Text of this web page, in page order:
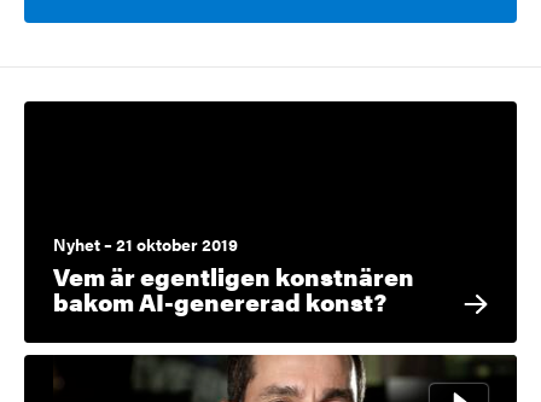
Nyhet – 21 oktober 2019
Vem är egentligen konstnären
bakom AI-genererad konst?